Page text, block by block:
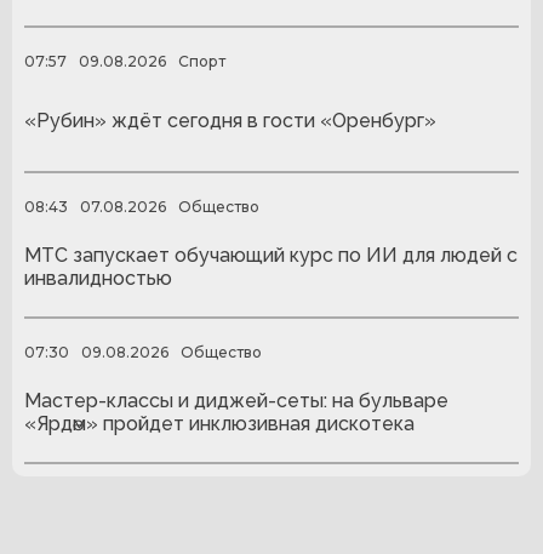
07:57 09.08.2026 Спорт
«Рубин» ждёт сегодня в гости «Оренбург»
08:43 07.08.2026 Общество
МТС запускает обучающий курс по ИИ для людей с
инвалидностью
07:30 09.08.2026 Общество
Мастер-классы и диджей-сеты: на бульваре
«Ярдәм» пройдет инклюзивная дискотека